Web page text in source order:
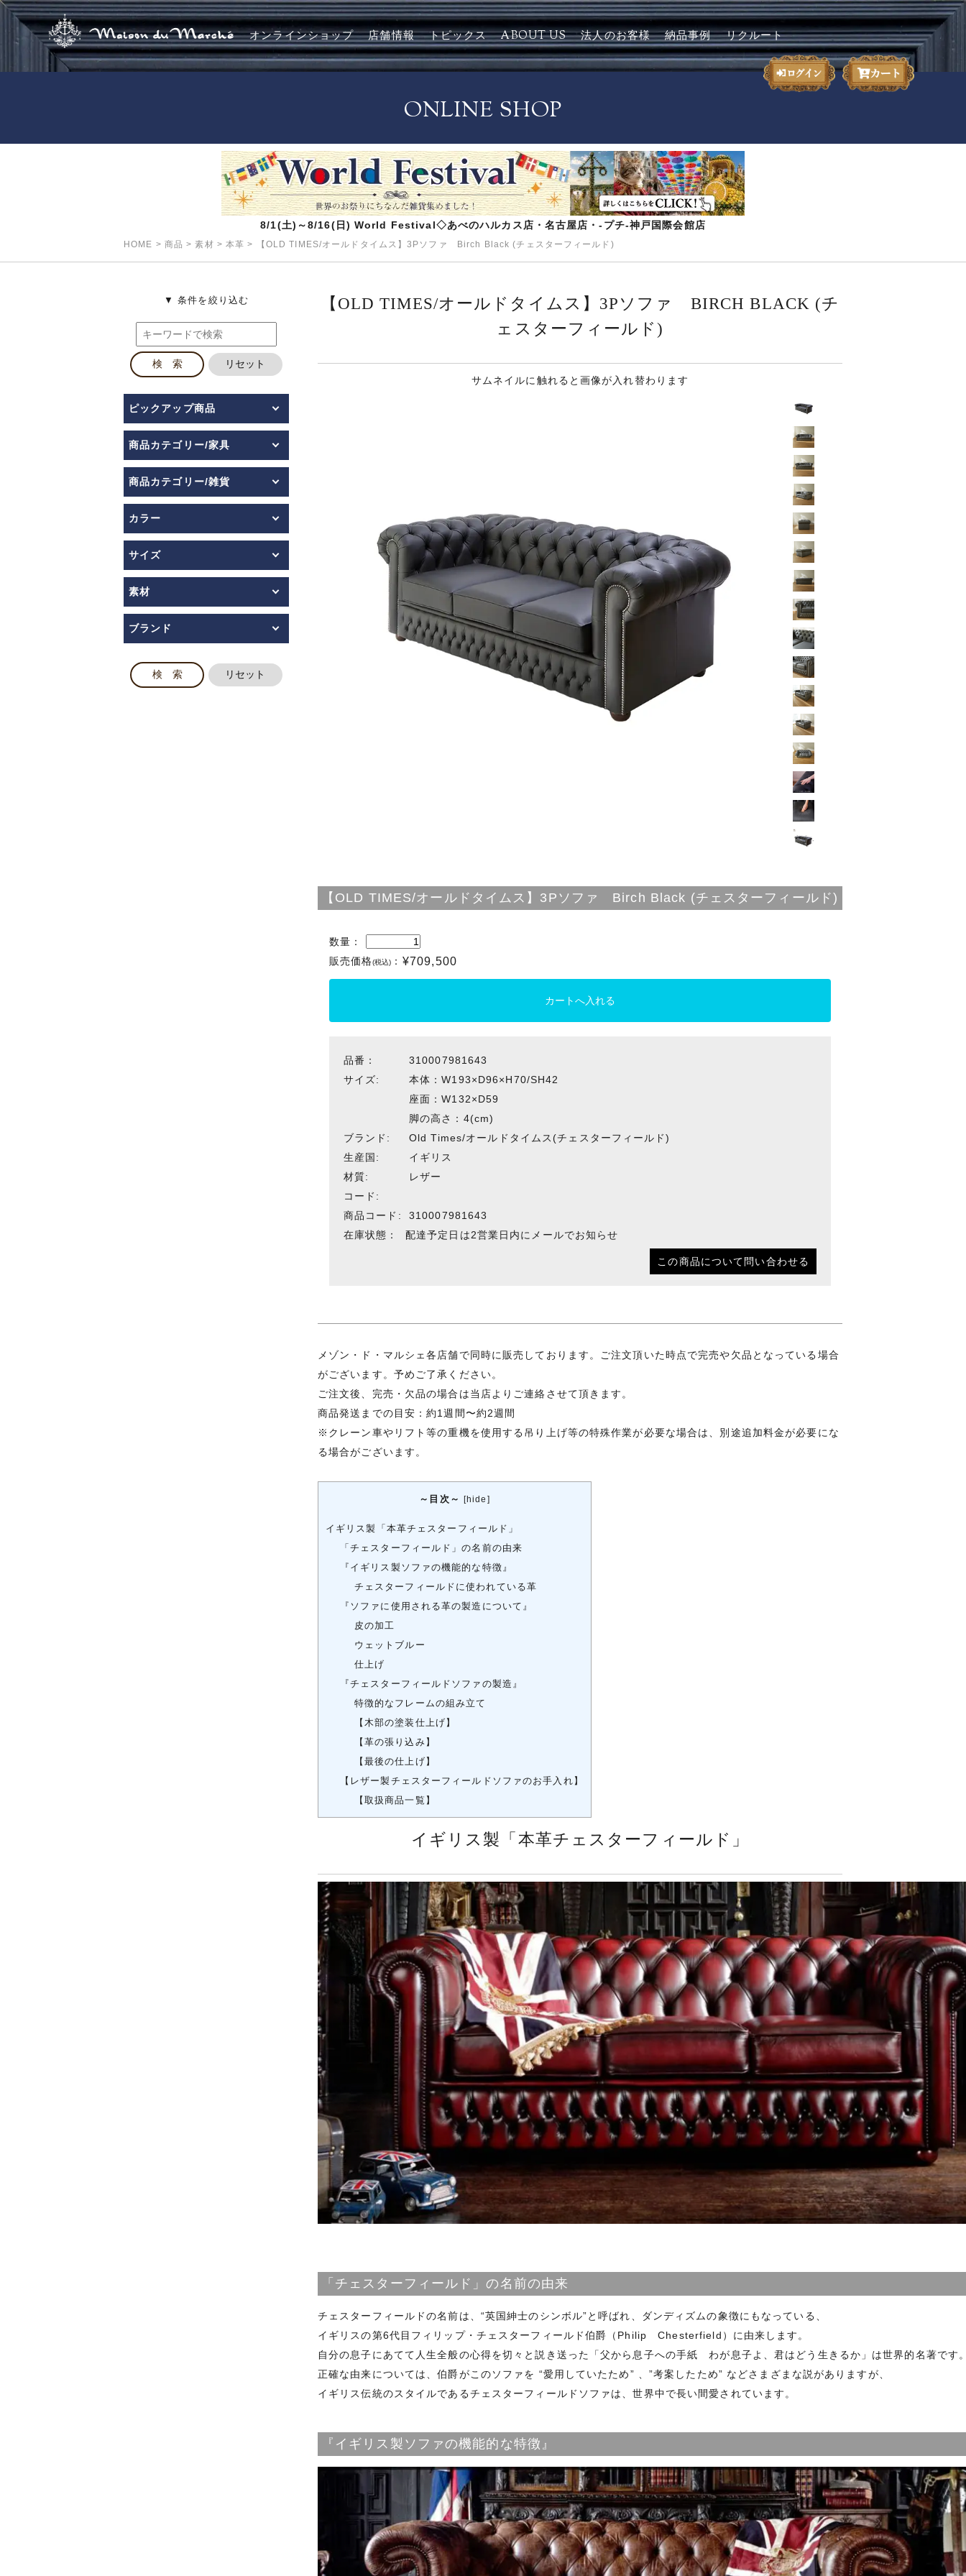
オンラインショップ 店舗情報 トピックス ABOUT US 法人のお客様 納品事例 リクルート
ONLINE SHOP
8/1(土)～8/16(日) World Festival◇あべのハルカス店・名古屋店・-プチ-神戸国際会館店
HOME > 商品 >素材 >本革 > 【OLD TIMES/オールドタイムス】3Pソファ Birch Black (チェスターフィールド)
ピックアップ商品
商品カテゴリー/家具
商品カテゴリー/雑貨
カラー
サイズ
素材
ブランド
【OLD TIMES/オールドタイムス】3Pソファ BIRCH BLACK (チ
ェスターフィールド)
サムネイルに触れると画像が入れ替わります
【OLD TIMES/オールドタイムス】3Pソファ Birch Black (チェスターフィールド)
数量：
販売価格(税込) ： ¥709,500
品番：
310007981643
サイズ:
本体：W193×D96×H70/SH42
座面：W132×D59
脚の高さ：4(cm)
ブランド:
Old Times/オールドタイムス(チェスターフィールド)
生産国:
イギリス
材質:
レザー
コード:
商品コード:
310007981643
在庫状態：
配達予定日は2営業日内にメールでお知らせ
この商品について問い合わせる
メゾン・ド・マルシェ各店舗で同時に販売しております。ご注文頂いた時点で完売や欠品となっている場合
がございます。予めご了承ください。
ご注文後、完売・欠品の場合は当店よりご連絡させて頂きます。
商品発送までの目安：約1週間〜約2週間
※クレーン車やリフト等の重機を使用する吊り上げ等の特殊作業が必要な場合は、別途追加料金が必要にな
る場合がございます。
～目次～ [hide ]
イギリス製「本革チェスターフィールド」
「チェスターフィールド」の名前の由来
『イギリス製ソファの機能的な特徴』
チェスターフィールドに使われている革
『ソファに使用される革の製造について』
皮の加工
ウェットブルー
仕上げ
『チェスターフィールドソファの製造』
特徴的なフレームの組み立て
【木部の塗装仕上げ】
【革の張り込み】
【最後の仕上げ】
【レザー製チェスターフィールドソファのお手入れ】
【取扱商品一覧】
イギリス製「本革チェスターフィールド」
「チェスターフィールド」の名前の由来
チェスターフィールドの名前は、“英国紳士のシンボル”と呼ばれ、ダンディズムの象徴にもなっている、
イギリスの第6代目フィリップ・チェスターフィールド伯爵（Philip Chesterfield）に由来します。
自分の息子にあてて人生全般の心得を切々と説き送った「父から息子への手紙 わが息子よ、君はどう生きるか」は世界的名著です
正確な由来については、伯爵がこのソファを “愛用していたため” 、”考案したため” などさまざまな説がありますが、
イギリス伝統のスタイルであるチェスターフィールドソファは、世界中で長い間愛されています。
『イギリス製ソファの機能的な特徴』